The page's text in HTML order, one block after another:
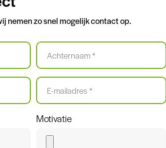
nemen zo snel mogelijk contact op.
Achternaam
*
E-
mailadres
Motivatie